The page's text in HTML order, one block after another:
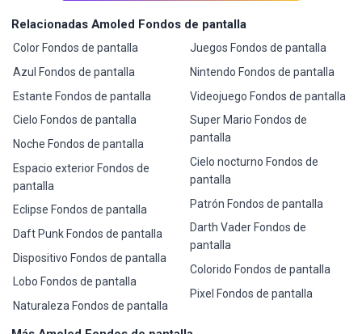
Relacionadas Amoled Fondos de pantalla
Color Fondos de pantalla
Azul Fondos de pantalla
Estante Fondos de pantalla
Cielo Fondos de pantalla
Noche Fondos de pantalla
Espacio exterior Fondos de
pantalla
Eclipse Fondos de pantalla
Daft Punk Fondos de pantalla
Dispositivo Fondos de pantalla
Lobo Fondos de pantalla
Naturaleza Fondos de pantalla
Juegos Fondos de pantalla
Nintendo Fondos de pantalla
Videojuego Fondos de pantalla
Super Mario Fondos de
pantalla
Cielo nocturno Fondos de
pantalla
Patrón Fondos de pantalla
Darth Vader Fondos de
pantalla
Colorido Fondos de pantalla
Pixel Fondos de pantalla